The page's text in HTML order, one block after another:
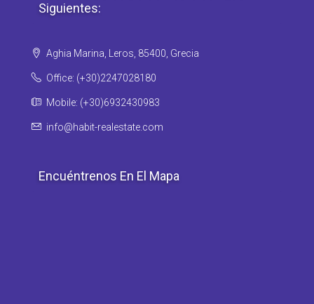
Siguientes:
Aghia Marina, Leros, 85400, Grecia
Office: (+30)2247028180
Mobile: (+30)6932430983
info@habit-realestate.com
Encuéntrenos En El Mapa